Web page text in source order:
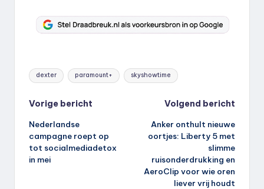
Tags:
dexter paramount+ skyshowtime
Bericht
navigatie
Vorige bericht
Nederlandse
campagne roept op
tot socialmediadetox
in mei
Volgend bericht
Anker onthult nieuwe
oortjes: Liberty 5 met
slimme
ruisonderdrukking en
AeroClip voor wie oren
liever vrij houdt